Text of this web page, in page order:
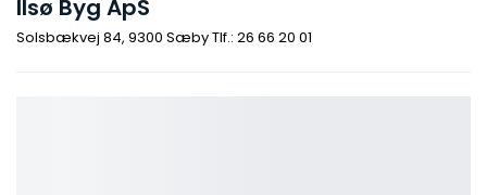
Ilsø Byg ApS
Solsbækvej 84, 9300 Sæby Tlf.: 26 66 20 01